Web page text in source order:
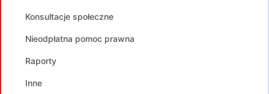
Konsultacje społeczne
Nieodpłatna pomoc prawna
Raporty
Inne